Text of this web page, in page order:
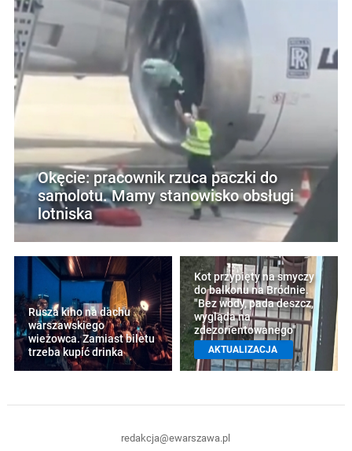
Okęcie: pracownik rzuca paczki do
samolotu. Mamy stanowisko obsługi
lotniska
Rusza kino na dachu
warszawskiego
wieżowca. Zamiast biletu
trzeba kupić drinka
Kot przypięty na smyczy
do balkonu na Bródnie.
"Bez wody, pada deszcz,
wygląda na
zdezorientowanego"
AKTUALIZACJA
redakcja@ewarszawa.pl